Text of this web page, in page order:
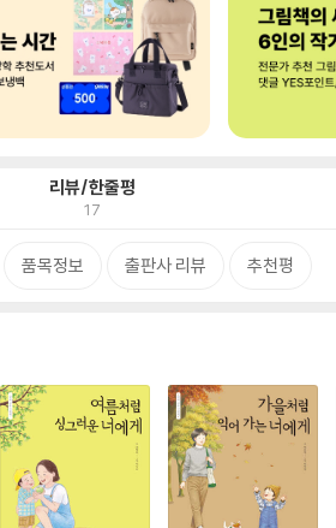
리뷰/한줄평
17
품목정보 출판사 리뷰 추천평